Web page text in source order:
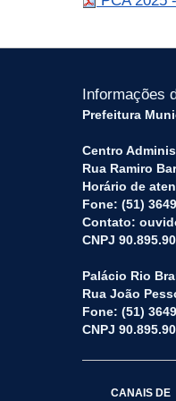
Informações
Prefeitura
Centro
Rua Ramiro
Horário de
Fone: (51)
Contato:
CNPJ
Palácio Rio
Rua João
Fone: (51)
CNPJ
CANAIS DE